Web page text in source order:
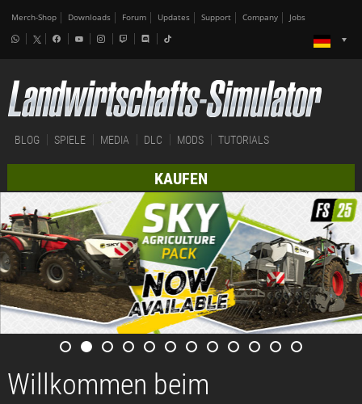
Merch-Shop Downloads Forum Updates Support Company Jobs
BLOG SPIELE MEDIA DLC MODS TUTORIALS
KAUFEN
Willkommen beim